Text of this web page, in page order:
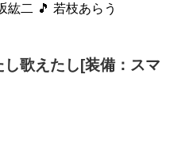
紘二 🎵 若枝あらう
歌えたし[装備：スマ